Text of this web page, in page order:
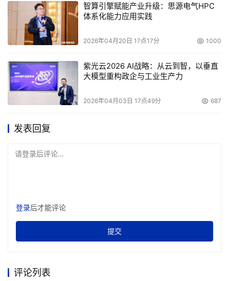
本文来源于DOIT传媒，文章内容仅供参考，不构成投资建议。
智算引擎赋能产业升级：思源电气HPC
体系化能力应用实践
2026年04月20日 17点17分 1000
紫光云2026 AI战略：从云到智，以垂直
大模型重构政企与工业生产力
2026年04月03日 17点49分 687
发表回复
请登录后评论...
登录后才能评论
提交
评论列表